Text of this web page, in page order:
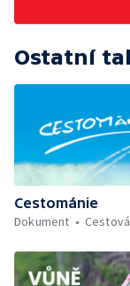
Ostatní
Cestománie
Dokument